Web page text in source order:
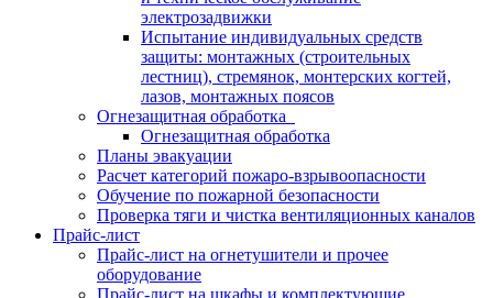
электрозадвижки
Испытание индивидуальных средств
защиты: монтажных (строительных
лестниц), стремянок, монтерских когтей,
лазов, монтажных поясов
Огнезащитная обработка
Огнезащитная обработка
Планы эвакуации
Расчет категорий пожаро-взрывоопасности
Обучение по пожарной безопасности
Проверка тяги и чистка вентиляционных каналов
Прайс-лист
Прайс-лист на огнетушители и прочее
оборудование
Прайс-лист на шкафы и комплектующие